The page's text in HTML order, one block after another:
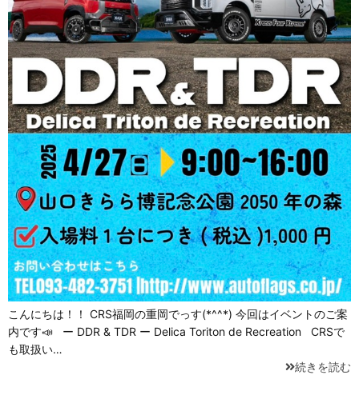
こんにちは！！ CRS福岡の重岡でっす(*^^*) 今回はイベントのご案
内です📣 ー DDR & TDR ー Delica Toriton de Recreation CRSで
も取扱い…
続きを読む